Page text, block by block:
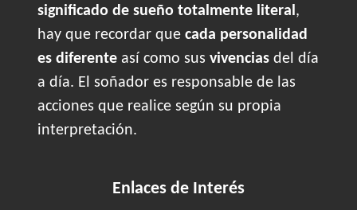
significado de sueño totalmente literal,
hay que recordar que cada personalidad
es diferente así como sus vivencias del día
a día. El soñador es responsable de las
acciones que realice según su propia
interpretación.
Enlaces de Interés